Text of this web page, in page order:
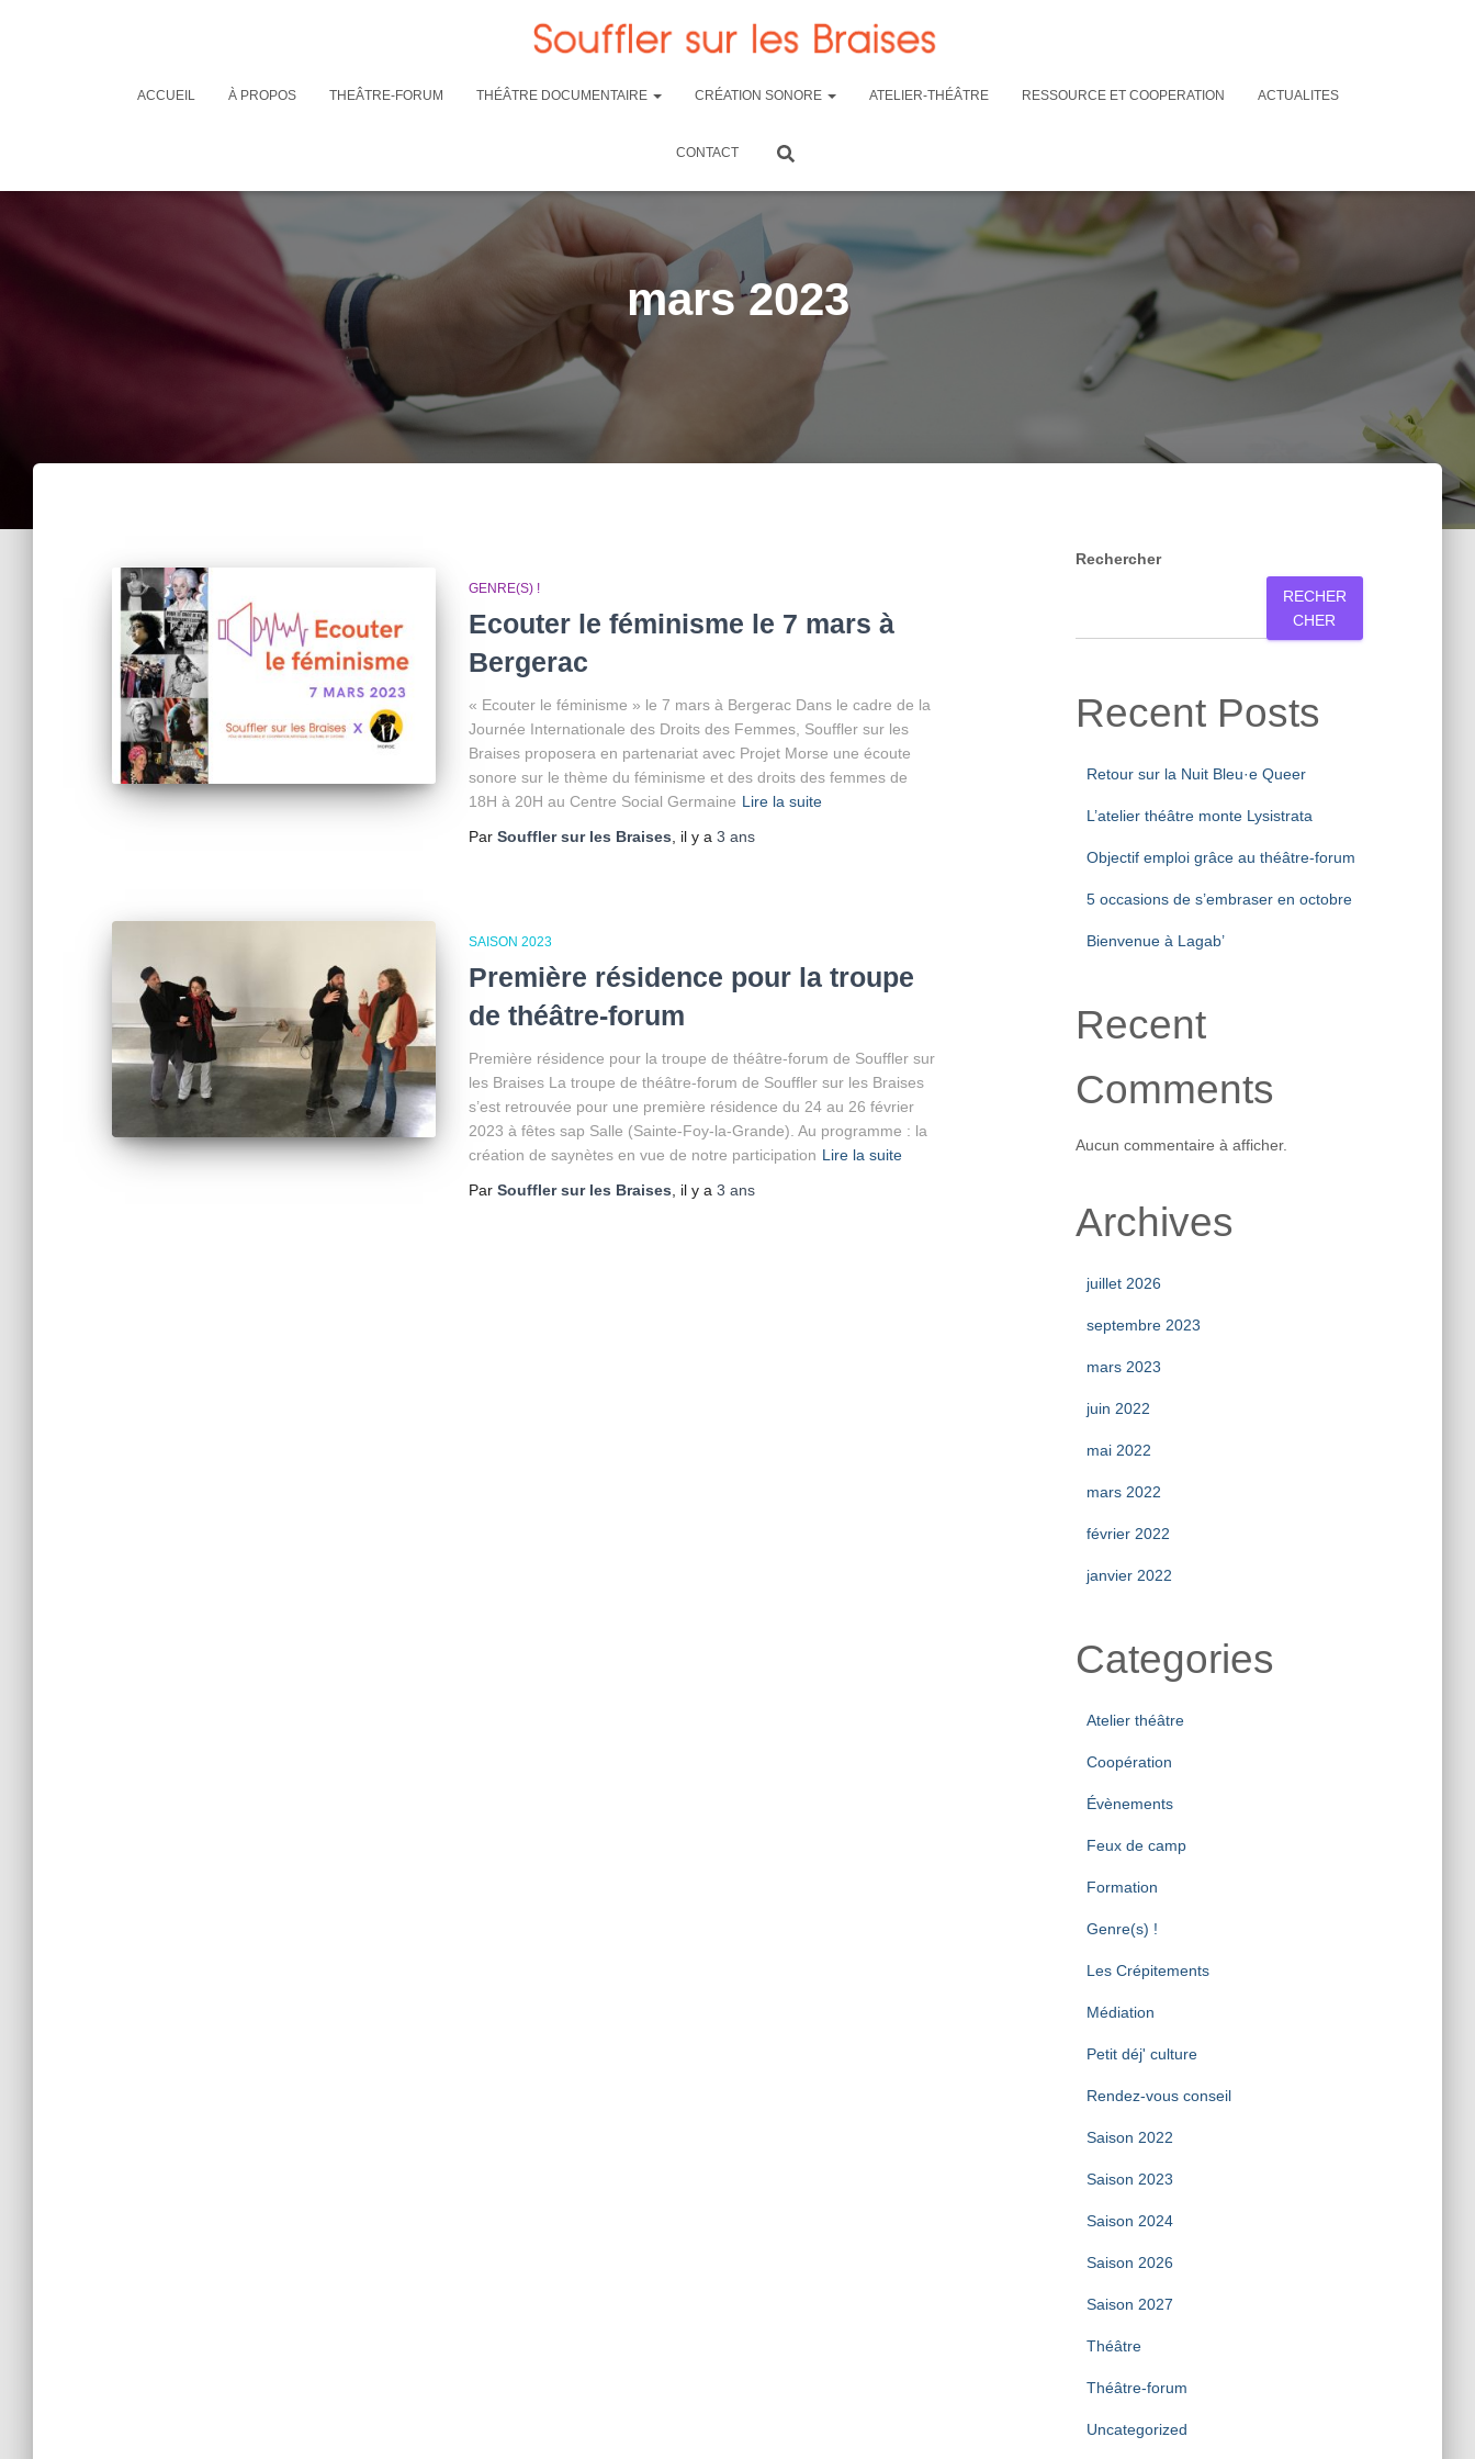
ACCUEIL À PROPOS THEÂTRE-FORUM THÉÂTRE DOCUMENTAIRE CRÉATION SONORE ATELIER-THÉÂTRE RESSOURCE ET COOPERATION ACTUALITES
CONTACT
mars 2023
GENRE(S) !
Ecouter le féminisme le 7 mars à
Bergerac
« Ecouter le féminisme » le 7 mars à Bergerac Dans le cadre de la
Journée Internationale des Droits des Femmes, Souffler sur les
Braises proposera en partenariat avec Projet Morse une écoute
sonore sur le thème du féminisme et des droits des femmes de
18H à 20H au Centre Social Germaine Lire la suite
Par Souffler sur les Braises , il y a 3 ans
SAISON 2023
Première résidence pour la troupe
de théâtre-forum
Première résidence pour la troupe de théâtre-forum de Souffler sur
les Braises La troupe de théâtre-forum de Souffler sur les Braises
s’est retrouvée pour une première résidence du 24 au 26 février
2023 à fêtes sap Salle (Sainte-Foy-la-Grande). Au programme : la
création de saynètes en vue de notre participation Lire la suite
Par Souffler sur les Braises , il y a 3 ans
Rechercher
RECHER
CHER
Recent Posts
Retour sur la Nuit Bleu·e Queer
L’atelier théâtre monte Lysistrata
Objectif emploi grâce au théâtre-forum
5 occasions de s’embraser en octobre
Bienvenue à Lagab’
Recent
Comments
Aucun commentaire à afficher.
Archives
juillet 2026
septembre 2023
mars 2023
juin 2022
mai 2022
mars 2022
février 2022
janvier 2022
Categories
Atelier théâtre
Coopération
Évènements
Feux de camp
Formation
Genre(s) !
Les Crépitements
Médiation
Petit déj' culture
Rendez-vous conseil
Saison 2022
Saison 2023
Saison 2024
Saison 2026
Saison 2027
Théâtre
Théâtre-forum
Uncategorized